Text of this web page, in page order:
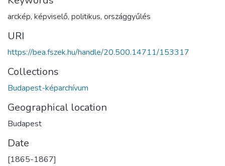
arckép, képviselő, politikus, országgyűlés
URI
https://bea.fszek.hu/handle/20.500.14711/153317
Collections
Budapest-képarchívum
Geographical location
Budapest
Date
[1865-1867]